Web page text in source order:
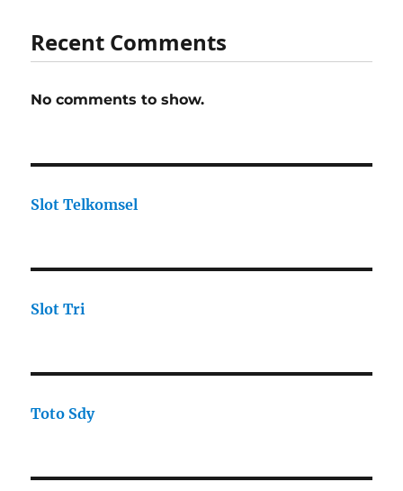
Recent Comments
No comments to show.
Slot Telkomsel
Slot Tri
Toto Sdy